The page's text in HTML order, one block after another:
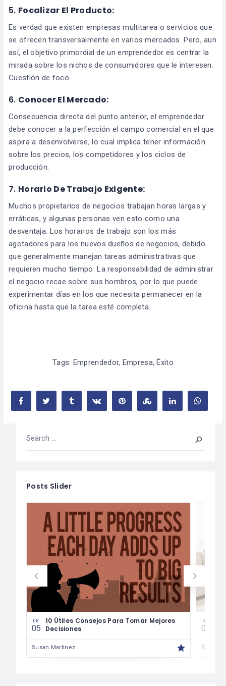
5. Focalizar El Producto:
Es verdad que existen empresas multitarea o servicios que
se ofrecen transversalmente en varios mercados. Pero, aun
así, el objetivo primordial de un emprendedor es centrar la
mirada sobre los nichos de consumidores que le interesen.
Cuestión de foco.
6. Conocer El Mercado:
Consecuencia directa del punto anterior, el emprendedor
debe conocer a la perfección el campo comercial en el que
aspira a desenvolverse, lo cual implica tener información
sobre los precios, los competidores y los ciclos de
producción.
7. Horario De Trabajo Exigente:
Muchos propietarios de negocios trabajan horas largas y
erráticas, y algunas personas ven esto como una
desventaja. Los horarios de trabajo son los más
agotadores para los nuevos dueños de negocios, debido
que generalmente manejan tareas administrativas que
requieren mucho tiempo. La responsabilidad de administrar
el negocio recae sobre sus hombros, por lo que puede
experimentar días en los que necesita permanecer en la
oficina hasta que la tarea esté completa.
Tags: Emprendedor, Empresa,Éxito
Posts Slider
08
05
10 Útiles Consejos Para Tomar Mejores
Decisiones
Susan Martinez
08
04
Susan